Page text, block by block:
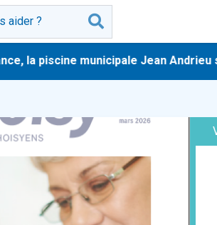
la piscine municipale Jean Andrieu